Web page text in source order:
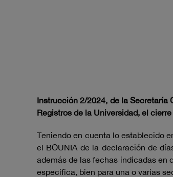
Instrucción 2/2024, de la Secretaría
Registros de la Universidad, el
Teniendo en cuenta lo establecido
el BOUNIA de la declaración de
además de las fechas indicadas en
específica, bien para una o varias